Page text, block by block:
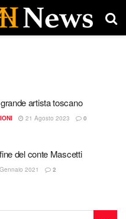
artista toscano
21 Agosto 2023 0
del conte Mascetti
2021 2